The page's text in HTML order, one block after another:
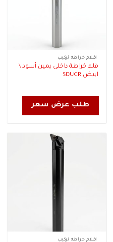
اقلام خراطه تركيب
قلم خراطة داخلى يمين أسود \
ابيض SDUCR
طلب عرض سعر
اقلام خراطه تركيب